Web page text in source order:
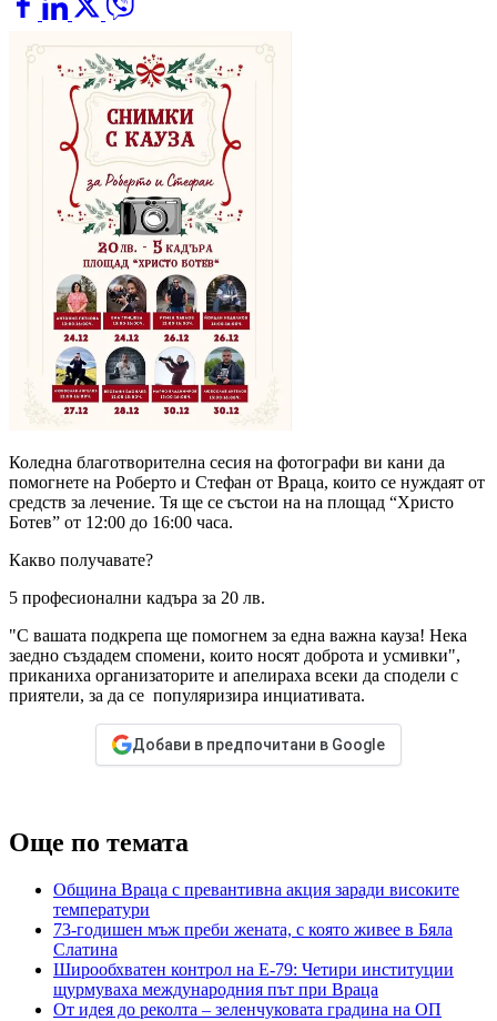
Коледна благотворителна сесия на фотографи ви кани да
помогнете на Роберто и Стефан от Враца, които се нуждаят от
средств за лечение. Тя ще се състои на на площад “Христо
Ботев” от 12:00 до 16:00 часа.
Какво получавате?
5 професионални кадъра за 20 лв.
"С вашата подкрепа ще помогнем за една важна кауза! Нека
заедно създадем спомени, които носят доброта и усмивки",
приканиха организаторите и апелираха всеки да сподели с
приятели, за да се популяризира инциативата.
Добави в предпочитани в Google
Още по темата
Община Враца с превантивна акция заради високите
температури
73-годишен мъж преби жената, с която живее в Бяла
Слатина
Широобхватен контрол на Е-79: Четири институции
щурмуваха международния път при Враца
От идея до реколта – зеленчуковата градина на ОП